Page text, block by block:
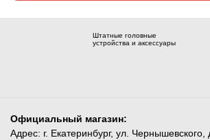
Штатные головные
устройства и аксессуары
Официальный магазин:
Адрес: г. Екатеринбург, ул.